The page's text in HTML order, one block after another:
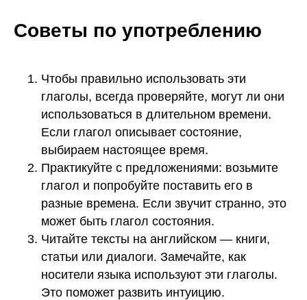
Советы по употреблению
Чтобы правильно использовать эти
глаголы, всегда проверяйте, могут ли они
использоваться в длительном времени.
Если глагол описывает состояние,
выбираем настоящее время.
Практикуйте с предложениями: возьмите
глагол и попробуйте поставить его в
разные времена. Если звучит странно, это
может быть глагол состояния.
Читайте тексты на английском — книги,
статьи или диалоги. Замечайте, как
носители языка используют эти глаголы.
Это поможет развить интуицию.
СМИТАП ©. Правообладатель: Общество с
ограниченной ответственностью «Метод развития»,
ОГРН: 1217800158212, ИНН 7806591908. Юридический
адрес: 198095, г. Санкт-Петербург, ул. Промышленная, д.
21, стр. 1 +78006003198. Использование сайта означает
согласие сПользовательским соглашением и Политикой
конфиденциальности
Информация о программном
обеспечении